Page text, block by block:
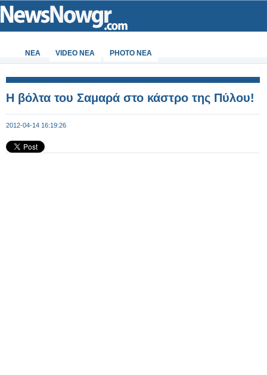
ΝΕΑ VIDEO NEA PHOTO NEA
Η βόλτα του Σαμαρά στο κάστρο της Πύλου!
2012-04-14 16:19:26